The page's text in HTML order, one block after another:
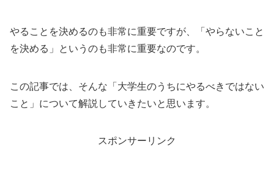
やることを決めるのも非常に重要ですが、「やらないこと
を決める」というのも非常に重要なのです。
この記事では、そんな「大学生のうちにやるべきではない
こと」について解説していきたいと思います。
スポンサーリンク